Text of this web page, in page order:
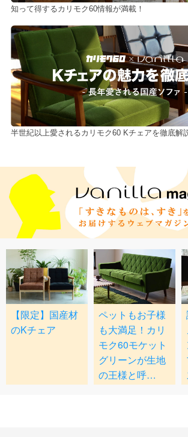
知って得するカリモク60情報が満載！
半世紀以上愛されるカリモク60 Kチェアを徹底解